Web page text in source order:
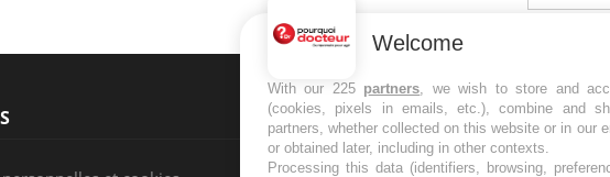
NEWSLETTER
Recevez toutes les semaines les meilleures
Welcome
With our 225 partners, we wish to store and
(cookies, pixels in emails, etc.), combine and
partners, whether collected on this website or in our
or obtained later, including in other contexts.
Processing this data (identifiers, browsing,